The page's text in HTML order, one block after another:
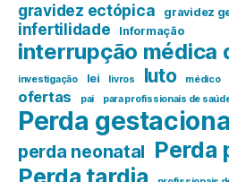
gravidez ectópica gravidez
infertilidade Informação
interrupção médica
investigação lei livros luto médico
ofertas pai para profissionais de
Perda
perda neonatal Perda
Perda tardia